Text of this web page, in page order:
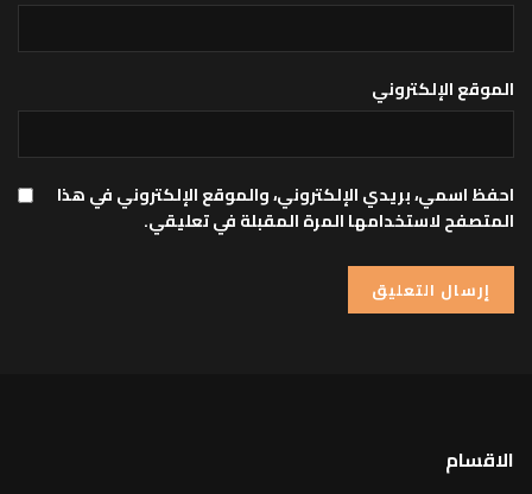
الموقع الإلكتروني
احفظ اسمي، بريدي الإلكتروني، والموقع الإلكتروني في هذا
المتصفح لاستخدامها المرة المقبلة في تعليقي.
الاقسام